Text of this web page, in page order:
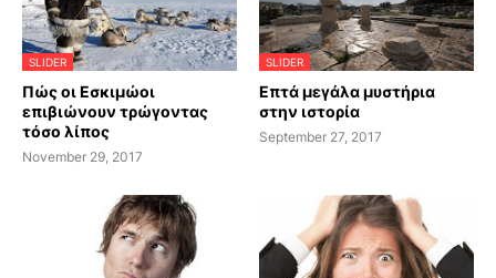
SLIDER
Πώς οι Εσκιμώοι
επιβιώνουν τρώγοντας
τόσο λίπος
November 29, 2017
SLIDER
Επτά μεγάλα μυστήρια
στην ιστορία
September 27, 2017